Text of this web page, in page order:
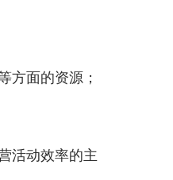
面的资源；
活动效率的主